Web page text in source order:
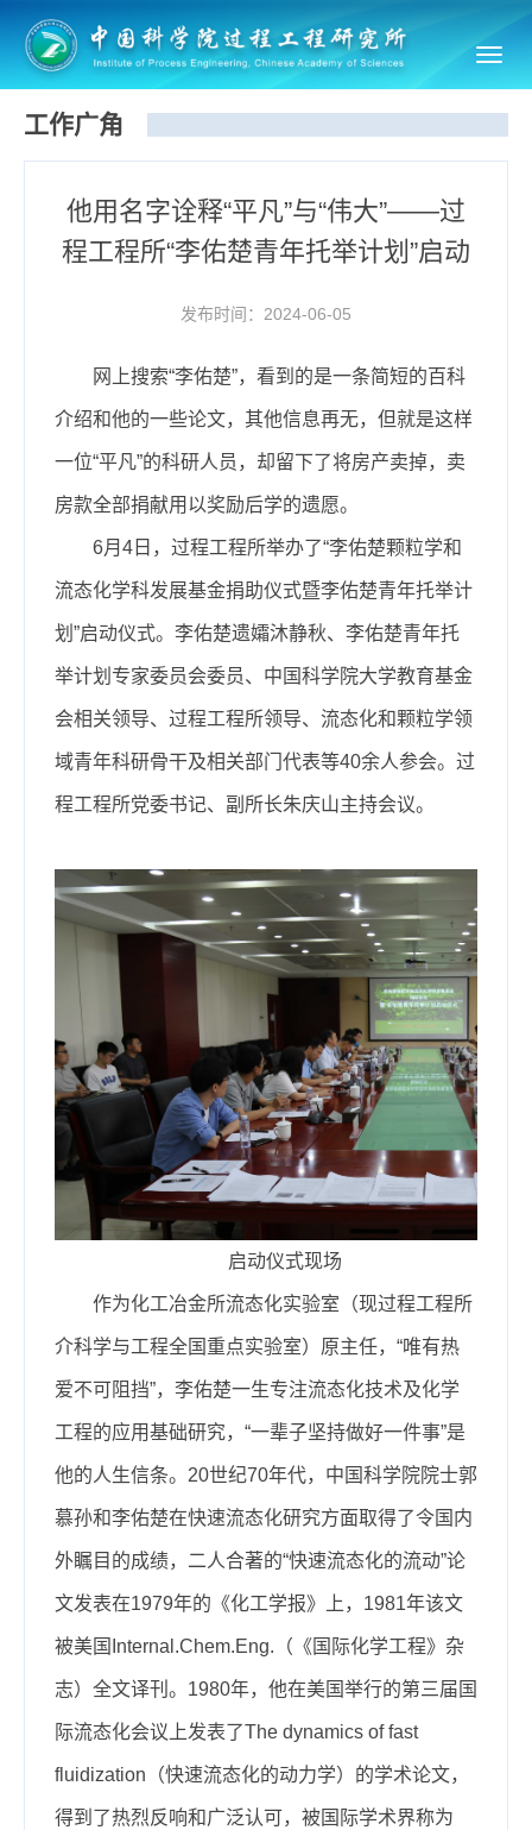
工作广角
他用名字诠释“平凡”与“伟大”——过
程工程所“李佑楚青年托举计划”启动
发布时间：2024-06-05
网上搜索“李佑楚”，看到的是一条简短的百科
介绍和他的一些论文，其他信息再无，但就是这样
一位“平凡”的科研人员，却留下了将房产卖掉，卖
房款全部捐献用以奖励后学的遗愿。
6月4日，过程工程所举办了“李佑楚颗粒学和
流态化学科发展基金捐助仪式暨李佑楚青年托举计
划”启动仪式。李佑楚遗孀沐静秋、李佑楚青年托
举计划专家委员会委员、中国科学院大学教育基金
会相关领导、过程工程所领导、流态化和颗粒学领
域青年科研骨干及相关部门代表等40余人参会。过
程工程所党委书记、副所长朱庆山主持会议。
启动仪式现场
作为化工冶金所流态化实验室（现过程工程所
介科学与工程全国重点实验室）原主任，“唯有热
爱不可阻挡”，李佑楚一生专注流态化技术及化学
工程的应用基础研究，“一辈子坚持做好一件事”是
他的人生信条。20世纪70年代，中国科学院院士郭
慕孙和李佑楚在快速流态化研究方面取得了令国内
外瞩目的成绩，二人合著的“快速流态化的流动”论
文发表在1979年的《化工学报》上，1981年该文
被美国Internal.Chem.Eng.（《国际化学工程》杂
志）全文译刊。1980年，他在美国举行的第三届国
际流态化会议上发表了The dynamics of fast
fluidization（快速流态化的动力学）的学术论文，
得到了热烈反响和广泛认可，被国际学术界称为